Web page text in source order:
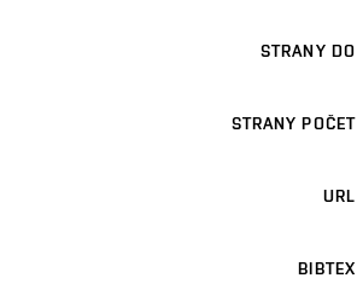
STRANY DO
STRANY POČET
URL
BIBTEX